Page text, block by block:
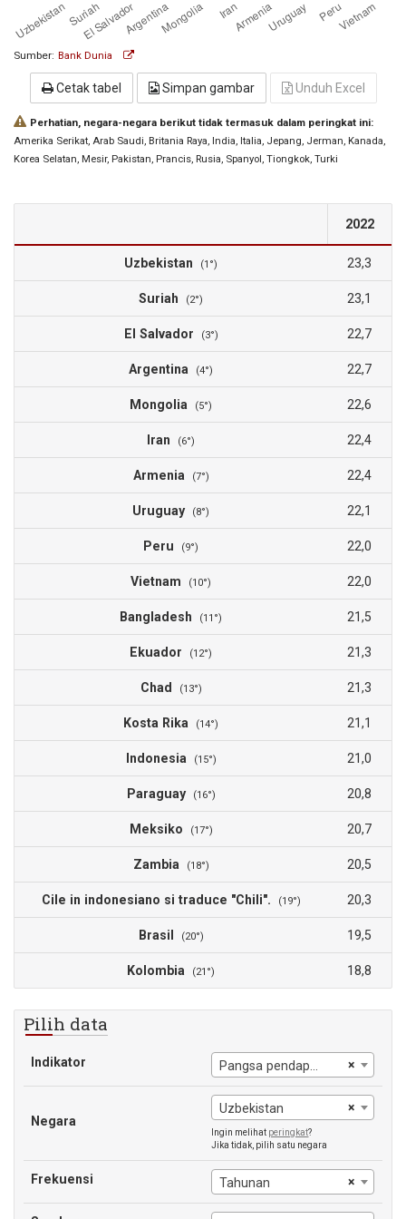
Sumber: Bank Dunia
Cetak tabel Simpan gambar Unduh Excel
Perhatian, negara-negara berikut tidak termasuk dalam peringkat ini:
Amerika Serikat, Arab Saudi, Britania Raya, India, Italia, Jepang, Jerman, Kanada,
Korea Selatan, Mesir, Pakistan, Prancis, Rusia, Spanyol, Tiongkok, Turki
2022
Uzbekistan (1°) 23,3
Suriah (2°) 23,1
El Salvador (3°) 22,7
Argentina (4°) 22,7
Mongolia (5°) 22,6
Iran (6°) 22,4
Armenia (7°) 22,4
Uruguay (8°) 22,1
Peru (9°) 22,0
Vietnam (10°) 22,0
Bangladesh (11°) 21,5
Ekuador (12°) 21,3
Chad (13°) 21,3
Kosta Rika (14°) 21,1
Indonesia (15°) 21,0
Paraguay (16°) 20,8
Meksiko (17°) 20,7
Zambia (18°) 20,5
Cile in indonesiano si traduce "Chili". (19°) 20,3
Brasil (20°) 19,5
Kolombia (21°) 18,8
Pilih data
Indikator ×
Pangsa pendapatan yang dimiliki oleh 20% keempat
Negara
×
Uzbekistan
Ingin melihat peringkat?
Jika tidak, pilih satu negara
Frekuensi ×
Tahunan